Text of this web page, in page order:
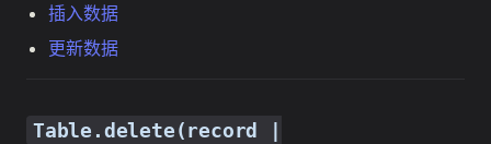
插入数据
更新数据
Table.delete(record |